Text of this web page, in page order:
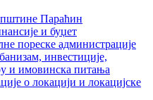
Параћин
и буџет
пореске администрације
инвестиције,
и имовинска питања
о локацији и локацијске